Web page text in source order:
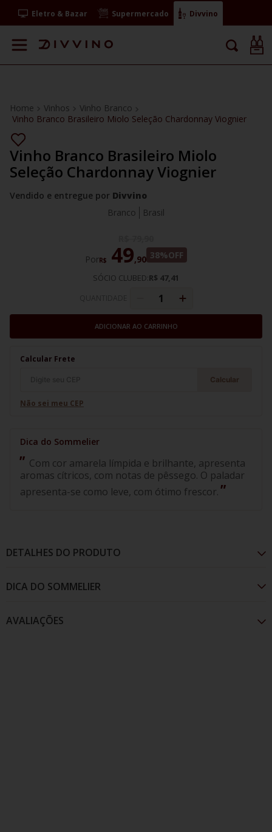
Eletro & Bazar Supermercado Divvino
Vinhos
Vinho Branco
Vinho Branco Brasileiro Miolo Seleção Chardonnay Viognier
Vinho Branco Brasileiro Miolo
Seleção Chardonnay Viognier
Vendido e entregue por Divvino
Branco
Brasil
PorR$ 49,90 38%OFF
SÓCIO CLUBED:R$ 47,41
ADICIONAR AO CARRINHO
Calcular Frete
Calcular
Não sei meu CEP
Com cor amarela límpida e brilhante, apresenta
aromas cítricos, com notas de pêssego. O paladar
apresenta-se como leve, com ótimo frescor.
DETALHES DO PRODUTO
Com cor amarela límpida e brilhante, apresenta
AVALIAÇÕES